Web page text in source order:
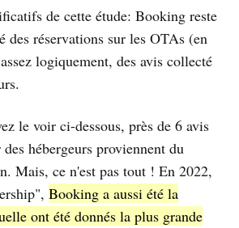
de cette étude: Booking reste
des réservations sur les OTAs (en
logiquement, des avis collecté
le voir ci-dessous, près de 6 avis
hébergeurs proviennent du
Mais, ce n'est pas tout ! En 2022,
Booking a aussi été la
ont été donnés la plus grande